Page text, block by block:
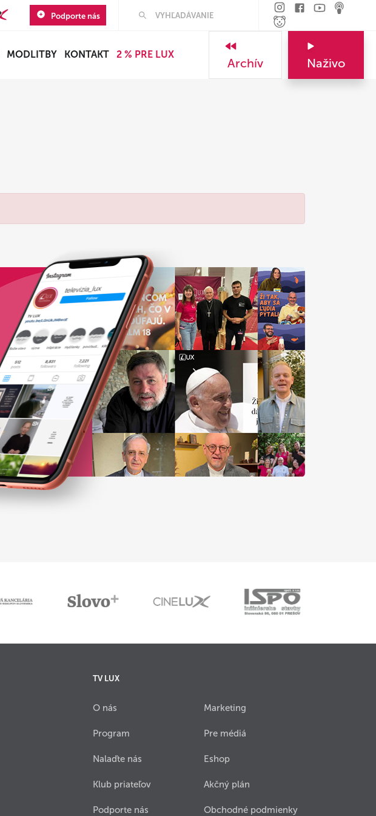
Podporte nás
MODLITBY KONTAKT 2 % PRE LUX
Archív Naživo
TV LUX
O nás
Program
Nalaďte nás
Klub priateľov
Podporte nás
Marketing
Pre médiá
Eshop
Akčný plán
Obchodné podmienky